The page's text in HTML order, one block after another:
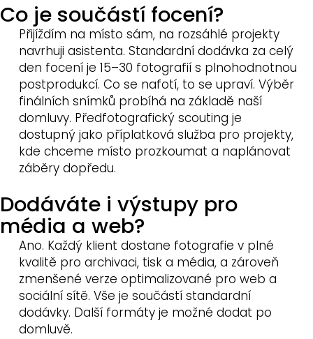
Co je součástí focení?
Přijíždím na místo sám, na rozsáhlé projekty
navrhuji asistenta. Standardní dodávka za celý
den focení je 15–30 fotografií s plnohodnotnou
postprodukcí. Co se nafotí, to se upraví. Výběr
finálních snímků probíhá na základě naší
domluvy. Předfotografický scouting je
dostupný jako příplatková služba pro projekty,
kde chceme místo prozkoumat a naplánovat
záběry dopředu.
Dodáváte i výstupy pro
média a web?
Ano. Každý klient dostane fotografie v plné
kvalitě pro archivaci, tisk a média, a zároveň
zmenšené verze optimalizované pro web a
sociální sítě. Vše je součástí standardní
dodávky. Další formáty je možné dodat po
domluvě.